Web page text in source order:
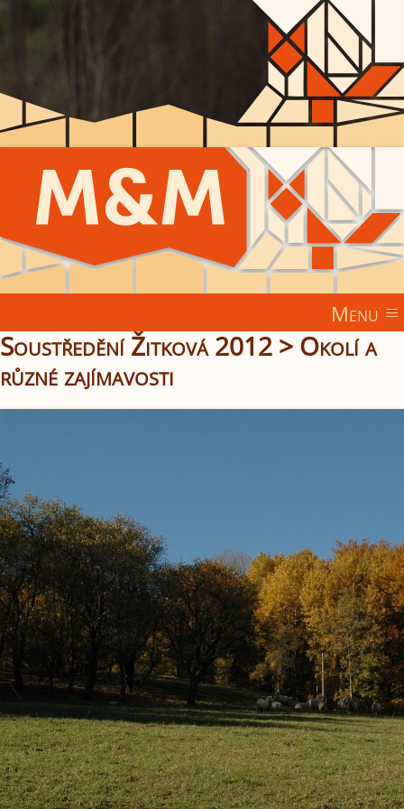
Menu
Soustředění Žitková 2012 > Okolí a
různé zajímavosti